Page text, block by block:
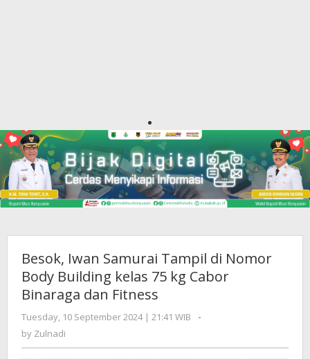
Besok, Iwan Samurai Tampil di Nomor
Body Building kelas 75 kg Cabor
Binaraga dan Fitness
Tuesday, 10 September 2024 | 21:41 WIB
by
-
by Zulnadi